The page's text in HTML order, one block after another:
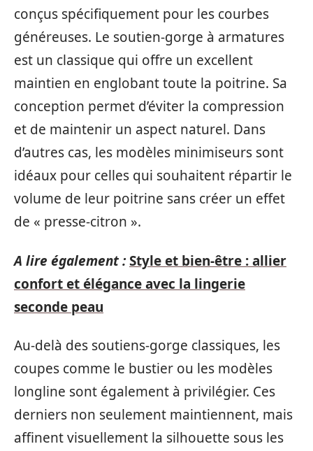
conçus spécifiquement pour les courbes
généreuses. Le soutien-gorge à armatures
est un classique qui offre un excellent
maintien en englobant toute la poitrine. Sa
conception permet d’éviter la compression
et de maintenir un aspect naturel. Dans
d’autres cas, les modèles minimiseurs sont
idéaux pour celles qui souhaitent répartir le
volume de leur poitrine sans créer un effet
de « presse-citron ».
A lire également :Style et bien-être : allier
confort et élégance avec la lingerie
seconde peau
Au-delà des soutiens-gorge classiques, les
coupes comme le bustier ou les modèles
longline sont également à privilégier. Ces
derniers non seulement maintiennent, mais
affinent visuellement la silhouette sous les